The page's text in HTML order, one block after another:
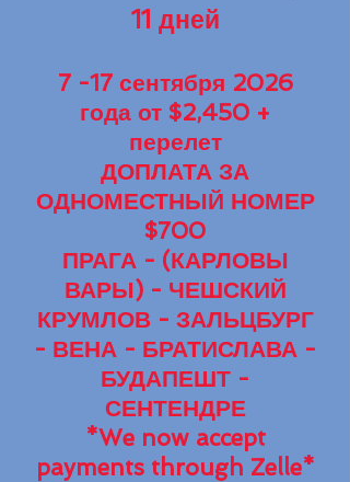
11 дней
7 -17 сентября 2026
года от $2,450 +
перелет
ДОПЛАТА ЗА
ОДНОМЕСТНЫЙ НОМЕР
$700
ПРАГА - (КАРЛОВЫ
ВАРЫ) - ЧЕШСКИЙ
КРУМЛОВ - ЗАЛЬЦБУРГ
- ВЕНА - БРАТИСЛАВА -
БУДАПЕШТ -
СЕНТЕНДРЕ
*We now accept
payments through Zelle*